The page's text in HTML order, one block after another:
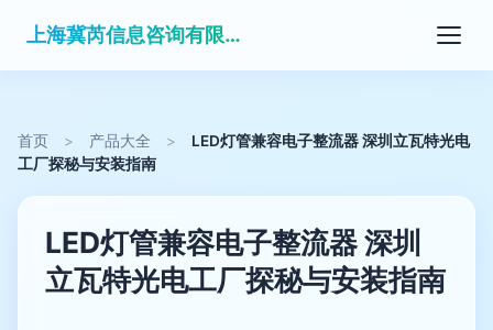
上海冀芮信息咨询有限公司
首页 > 产品大全 >
LED灯管兼容电子整流器 深圳立瓦特光电
工厂探秘与安装指南
LED灯管兼容电子整流器 深圳
立瓦特光电工厂探秘与安装指南